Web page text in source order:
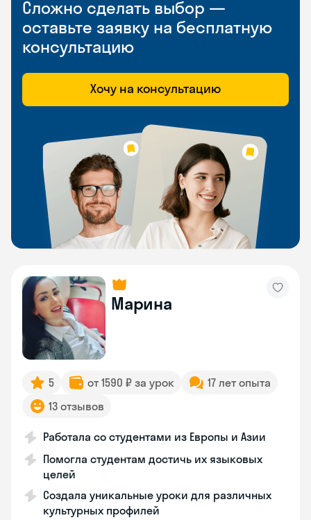
Сложно сделать выбор —
оставьте заявку на бесплатную
консультацию
Хочу на консультацию
Марина
5 от 1590 ₽ за урок
17 лет опыта
13 отзывов
Работала со студентами из Европы и Азии
Помогла студентам достичь их языковых
целей
Создала уникальные уроки для различных
культурных профилей